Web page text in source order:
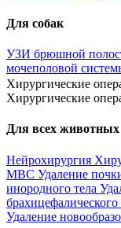
Для собак
УЗИ брюшной
мочеполовой
Хирургические
Хирургические
Для всех животных
Нейрохирургия
МВС Удаление
инородного тела
Удаление